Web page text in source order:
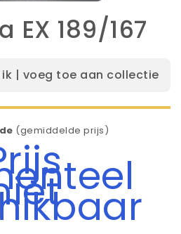
EX 189/167
| voeg toe aan collectie
(gemiddelde prijs)